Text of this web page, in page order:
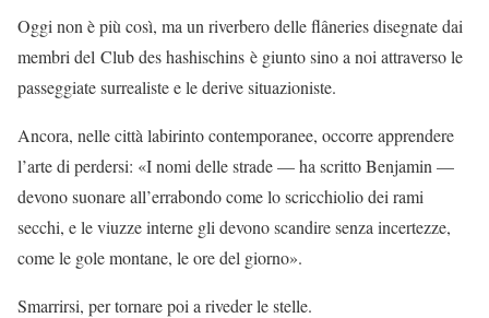
Oggi non è più così, ma un riverbero delle flâneries disegnate dai
membri del Club des hashischins è giunto sino a noi attraverso le
passeggiate surrealiste e le derive situazioniste.
Ancora, nelle città labirinto contemporanee, occorre apprendere
l’arte di perdersi: «I nomi delle strade — ha scritto Benjamin —
devono suonare all’errabondo come lo scricchiolio dei rami
secchi, e le viuzze interne gli devono scandire senza incertezze,
come le gole montane, le ore del giorno».
Smarrirsi, per tornare poi a riveder le stelle.